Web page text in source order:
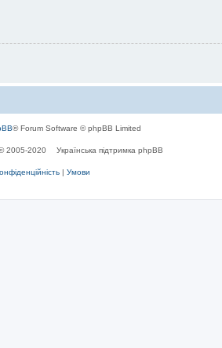
® Forum Software © phpBB Limited
2005-2020 Українська підтримка phpBB
| Умови